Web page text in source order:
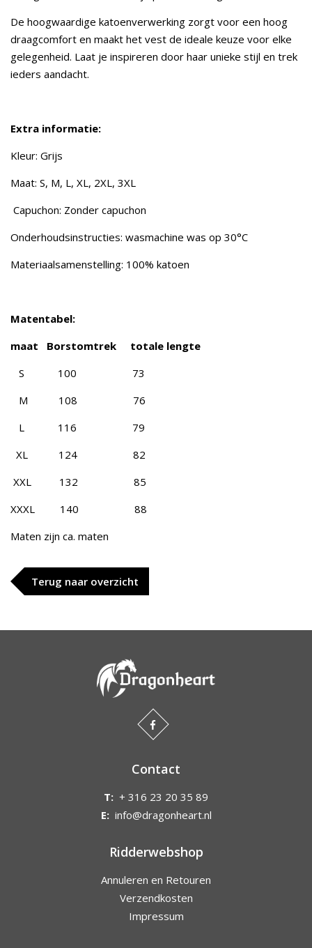
De hoogwaardige katoenverwerking zorgt voor een hoog
draagcomfort en maakt het vest de ideale keuze voor elke
gelegenheid. Laat je inspireren door haar unieke stijl en trek
ieders aandacht.
Extra informatie:
Kleur: Grijs
Maat: S, M, L, XL, 2XL, 3XL
Capuchon: Zonder capuchon
Onderhoudsinstructies: wasmachine was op 30°C
Materiaalsamenstelling: 100% katoen
Matentabel:
maat Borstomtrek totale lengte
S 100 73
M 108 76
L 116 79
XL 124 82
XXL 132 85
XXXL 140 88
Maten zijn ca. maten
Terug naar overzicht
Contact
T: + 316 23 20 35 89
E: info@dragonheart.nl
Ridderwebshop
Annuleren en Retouren
Verzendkosten
Impressum